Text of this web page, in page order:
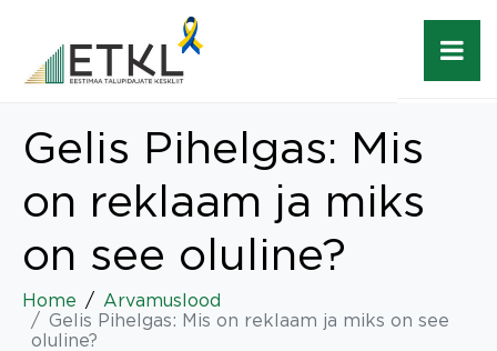
Gelis Pihelgas: Mis
on reklaam ja miks
on see oluline?
Home
Arvamuslood
Gelis Pihelgas: Mis on reklaam ja miks on see
oluline?